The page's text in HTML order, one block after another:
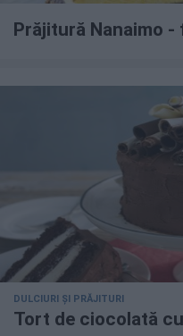
Prăjitură Nanaimo -
DULCIURI ȘI PRĂJITURI
Tort de ciocolată